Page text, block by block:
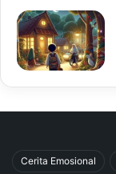
Cerita Emosional